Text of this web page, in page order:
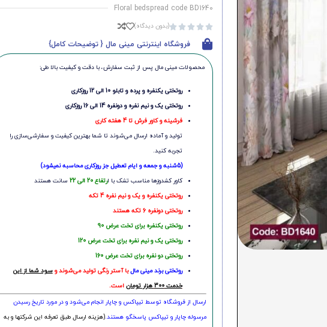
Floral bedspread code BD1640




(بدون دیدگاه)
فروشگاه اینترنتی مینی مال { توضیحات کامل}
محصولات مینی‌ مال پس از ثبت سفارش، با دقت و کیفیت بالا طی:
روتختی یکنفره و پرده و تابلو 10 الی 12 روزکاری
روتختی یک و نیم نفره و دونفره 14 الی 16 روزکاری
فرشینه و کاور فرش تا 4 هفته کاری
تولید و آماده ارسال می‌شوند تا شما بهترین کیفیت و سفارشی‌سازی را
تجربه کنید.
(5شنبه و جمعه و ایام تعطیل جز روزکاری محاسبه نمیشود)
کاور کشدوزها مناسب تشک با ارتفاع 20 الی 22
سانت هستند
روتختی یکنفره و یک و نیم نفره 4 تکه
روتختی دونفره 6 تکه هستند
روتختی یکنفره برای تخت عرض 90
روتختی یک و نیم نفره برای تخت عرض 120
روتختی دو نفره برای تخت عرض 160
روتختی‌ برند مینی مالبا آستر رنگی تولید می‌شوند وسود شما از این
خدمت 300 هزار تومان
است.
ارسال از فروشگاه توسط تیپاکس و چاپار انجام می‌شود و در مورد تاریخ رسیدن
مرسوله چاپار و تیپاکس پاسخگو هستند.(هزینه ارسال طبق تعرفه این شرکتها و به